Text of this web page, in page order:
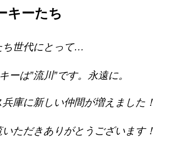
キーたち
ち世代にとって…
ーは”流川”です。永遠に。
庫に新しい仲間が増えました！
ただきありがとうございます！